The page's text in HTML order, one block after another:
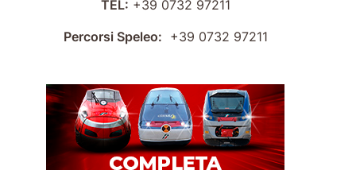
TEL: +39 0732 97211
Percorsi Speleo: +39 0732 97211